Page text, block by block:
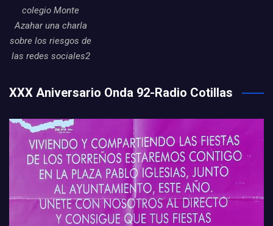
colegio Monte
Azahar una charla
sobre los riesgos de
las redes sociales2
XXX Aniversario Onda 92-Radio Cotillas